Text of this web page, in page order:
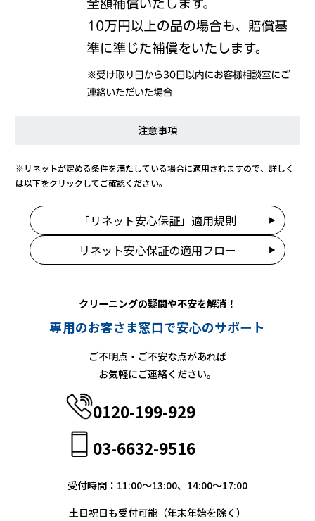
注意事項
※リネットが定める条件を満たしている場合に適用されますので、詳しく
は以下をクリックしてご確認ください。
「リネット安心保証」適用規則
リネット安心保証の適用フロー
クリーニングの疑問や不安を解消！
専用のお客さま窓口で安心のサポート
ご不明点・ご不安な点があれば
お気軽にご連絡ください。
0120-199-929
03-6632-9516
受付時間：11:00〜13:00、14:00〜17:00
土日祝日も受付可能（年末年始を除く）